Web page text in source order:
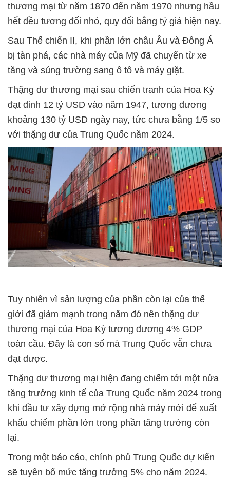
thương mại từ năm 1870 đến năm 1970 nhưng hầu
hết đều tương đối nhỏ, quy đổi bằng tỷ giá hiện nay.
Sau Thế chiến II, khi phần lớn châu Âu và Đông Á
bị tàn phá, các nhà máy của Mỹ đã chuyển từ xe
tăng và súng trường sang ô tô và máy giặt.
Thặng dư thương mại sau chiến tranh của Hoa Kỳ
đạt đỉnh 12 tỷ USD vào năm 1947, tương đương
khoảng 130 tỷ USD ngày nay, tức chưa bằng 1/5 so
với thặng dư của Trung Quốc năm 2024.
Tuy nhiên vì sản lượng của phần còn lại của thế
giới đã giảm mạnh trong năm đó nên thặng dư
thương mại của Hoa Kỳ tương đương 4% GDP
toàn cầu. Đây là con số mà Trung Quốc vẫn chưa
đạt được.
Thặng dư thương mại hiện đang chiếm tới một nửa
tăng trưởng kinh tế của Trung Quốc năm 2024 trong
khi đầu tư xây dựng mở rộng nhà máy mới để xuất
khẩu chiếm phần lớn trong phần tăng trưởng còn
lại.
Trong một báo cáo, chính phủ Trung Quốc dự kiến
sẽ tuyên bố mức tăng trưởng 5% cho năm 2024.